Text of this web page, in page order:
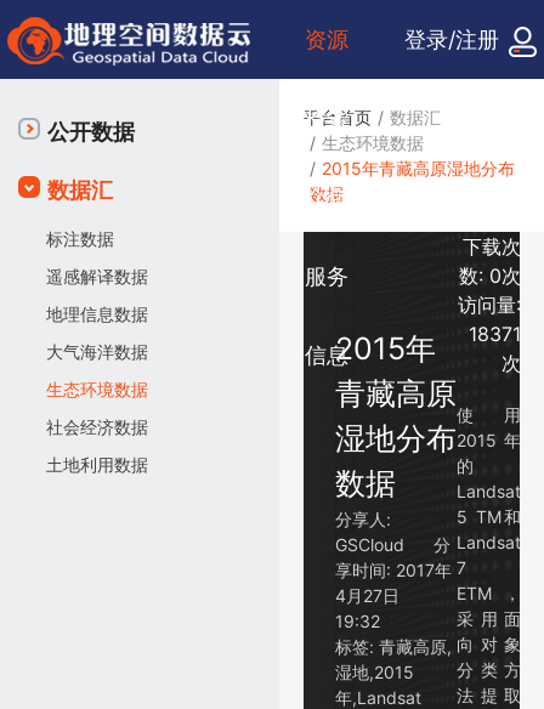
资源
检索
众包
服务
信息
登录/注册
公开数据
数据汇
标注数据
遥感解译数据
地理信息数据
大气海洋数据
生态环境数据
社会经济数据
土地利用数据
平台首页
数据汇
生态环境数据
2015年青藏高原湿地分布
数据
2015年
青藏高原
湿地分布
数据
分享人:
GSCloud
分
享时间: 2017年
4月27日
19:32
标签: 青藏高原,
湿地,2015
年,Landsat
下载次
数: 0次
访问量:
18371
次
使用
2015年
的
Landsat
5 TM和
Landsat
7
ETM，
采用面
向对象
分类方
法提取